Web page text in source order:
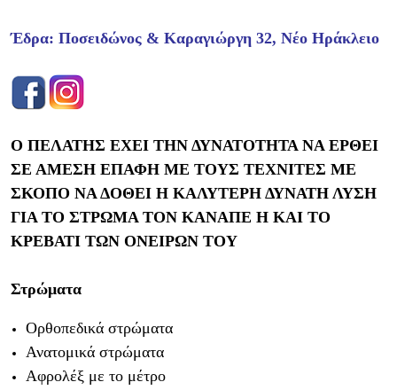
Έδρα: Ποσειδώνος & Καραγιώργη 32, Νέο Ηράκλειο
Ο ΠΕΛΑΤΗΣ ΕΧΕΙ ΤΗΝ ΔΥΝΑΤΟΤΗΤΑ ΝΑ ΕΡΘΕΙ
ΣΕ ΑΜΕΣΗ ΕΠΑΦΗ ΜΕ ΤΟΥΣ ΤΕΧΝΙΤΕΣ ΜΕ
ΣΚΟΠΟ ΝΑ ΔΟΘΕΙ Η ΚΑΛΥΤΕΡΗ ΔΥΝΑΤΗ ΛΥΣΗ
ΓΙΑ ΤΟ ΣΤΡΩΜΑ ΤΟΝ ΚΑΝΑΠΕ Η ΚΑΙ ΤΟ
ΚΡΕΒΑΤΙ ΤΩΝ ΟΝΕΙΡΩΝ ΤΟΥ
Στρώματα
Ορθοπεδικά στρώματα
Ανατομικά στρώματα
Αφρολέξ με το μέτρο